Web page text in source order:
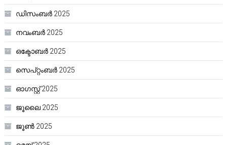
ഡിസംബർ 2025
നവംബർ 2025
ഒക്ടോബർ 2025
സെപ്റ്റംബർ 2025
ഓഗസ്റ്റ്‌ 2025
ജൂലൈ 2025
ജൂൺ 2025